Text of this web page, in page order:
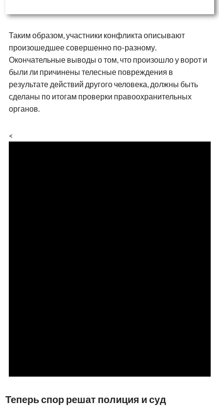
Таким образом, участники конфликта описывают
произошедшее совершенно по-разному.
Окончательные выводы о том, что произошло у ворот и
были ли причинены телесные повреждения в
результате действий другого человека, должны быть
сделаны по итогам проверки правоохранительных
органов.
<
Теперь спор решат полиция и суд